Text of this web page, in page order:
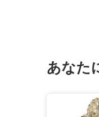
あなた